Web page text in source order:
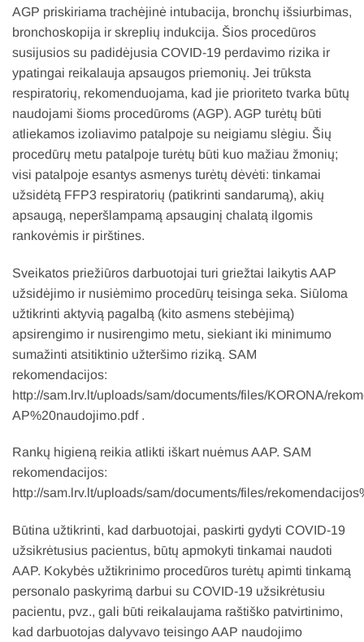
AGP priskiriama trachėjinė intubacija, bronchų išsiurbimas,
bronchoskopija ir skreplių indukcija. Šios procedūros
susijusios su padidėjusia COVID-19 perdavimo rizika ir
ypatingai reikalauja apsaugos priemonių. Jei trūksta
respiratorių, rekomenduojama, kad jie prioriteto tvarka būtų
naudojami šioms procedūroms (AGP). AGP turėtų būti
atliekamos izoliavimo patalpoje su neigiamu slėgiu. Šių
procedūrų metu patalpoje turėtų būti kuo mažiau žmonių;
visi patalpoje esantys asmenys turėtų dėvėti: tinkamai
užsidėtą FFP3 respiratorių (patikrinti sandarumą), akių
apsaugą, neperšlampamą apsauginį chalatą ilgomis
rankovėmis ir pirštines.
Sveikatos priežiūros darbuotojai turi griežtai laikytis AAP
užsidėjimo ir nusiėmimo procedūrų teisinga seka. Siūloma
užtikrinti aktyvią pagalbą (kito asmens stebėjimą)
apsirengimo ir nusirengimo metu, siekiant iki minimumo
sumažinti atsitiktinio užteršimo riziką. SAM
rekomendacijos:
http://sam.lrv.lt/uploads/sam/documents/files/KORONA/
AP%20naudojimo.pdf .
Rankų higieną reikia atlikti iškart nuėmus AAP. SAM
rekomendacijos:
http://sam.lrv.lt/uploads/sam/documents/files/
Būtina užtikrinti, kad darbuotojai, paskirti gydyti COVID-19
užsikrėtusius pacientus, būtų apmokyti tinkamai naudoti
AAP. Kokybės užtikrinimo procedūros turėtų apimti tinkamą
personalo paskyrimą darbui su COVID-19 užsikrėtusiu
pacientu, pvz., gali būti reikalaujama raštiško patvirtinimo,
kad darbuotojas dalyvavo teisingo AAP naudojimo